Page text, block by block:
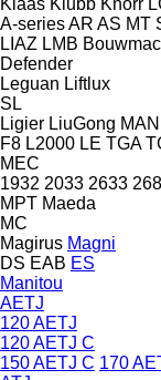
A-seriesAR AS MT
LIAZ LMB
Defender
Leguan Liftlux
SL
Ligier LiuGong MAN
F8 L2000 LE TGA
MEC
1932 2033 2633
MPT Maeda
MC
Magirus Magni
DS EAB ES
Manitou
AETJ
120 AETJ
120 AETJ C
150 AETJ C 170